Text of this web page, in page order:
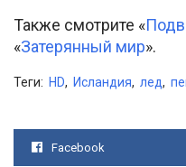
Также смотрите «
«Затерянный мир».
Теги: HD, Исландия, лед,
Facebook